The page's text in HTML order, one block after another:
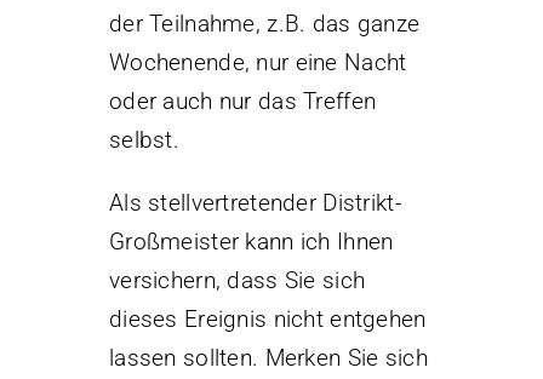
der Teilnahme, z.B. das ganze
Wochenende, nur eine Nacht
oder auch nur das Treffen
selbst.
Als stellvertretender Distrikt-
Großmeister kann ich Ihnen
versichern, dass Sie sich
dieses Ereignis nicht entgehen
lassen sollten. Merken Sie sich